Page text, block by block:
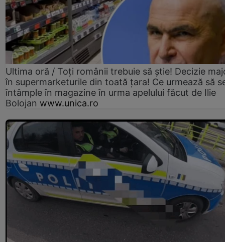
Ultima oră / Toți românii trebuie să știe! Decizie
în supermarketurile din toată țara! Ce urmează să
întâmple în magazine în urma apelului făcut de Ilie
Bolojan www.unica.ro